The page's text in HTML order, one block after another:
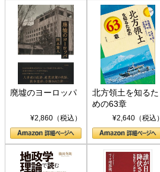
廃墟のヨーロッパ
¥2,860（税込）
北方領土を知るた
めの63章
¥2,640（税込）